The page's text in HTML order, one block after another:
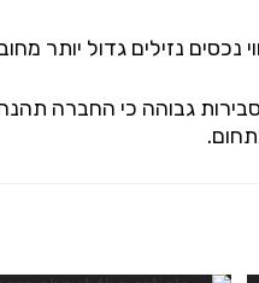
גבוהה כי החברה